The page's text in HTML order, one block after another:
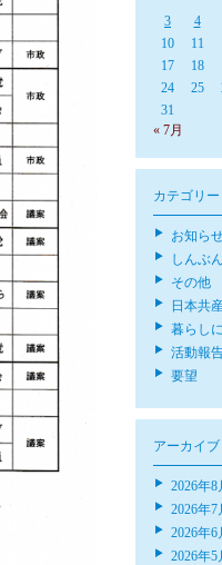
3
4
10
11
17
18
24
25
31
« 7月
カテゴリー
お知ら
しんぶ
その他
日本共
暮らし
活動報
要望
アーカイブ
2026年8
2026年7
2026年6
2026年5